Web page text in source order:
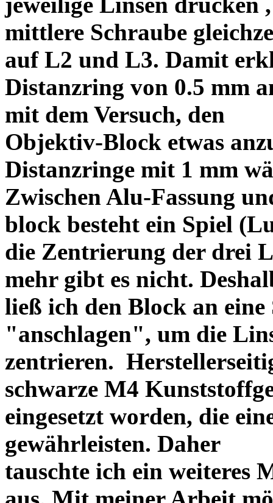
mittlere Schraube
auf L2 und L3. Damit
Distanzring von 0.5 mm
mit dem Versuch, den
Objektiv-Block etwas
Distanzringe mit 1 mm
Zwischen Alu-Fassung
block besteht ein Spiel
die Zentrierung der drei
mehr gibt es nicht.
ließ ich den Block an eine
"anschlagen", um die
zentrieren.
schwarze M4
eingesetzt worden, die
gewährleisten. Daher
tauschte ich ein weiteres